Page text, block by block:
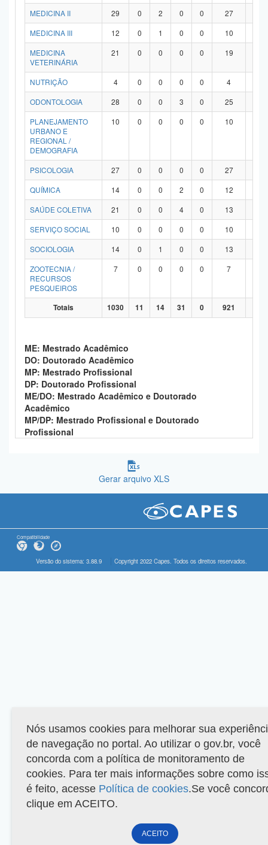
MEDICINA II
29 0 2 0 0 27
MEDICINA III
12 0 1 0 0 10
MEDICINA
VETERINÁRIA
21 0 0 0 0 19
NUTRIÇÃO 4 0 0 0 0 4
ODONTOLOGIA
28 0 0 3 0 25
PLANEJAMENTO
URBANO E
REGIONAL /
DEMOGRAFIA
10 0 0 0 0 10
PSICOLOGIA 27 0 0 0 0 27
QUÍMICA
14 0 0 2 0 12
SAÚDE COLETIVA
21 0 0 4 0 13
SERVIÇO SOCIAL
10 0 0 0 0 10
SOCIOLOGIA
14 0 1 0 0 13
ZOOTECNIA /
RECURSOS
PESQUEIROS
7 0 0 0 0 7
Totais 1030 11 14 31 0 921
ME: Mestrado Acadêmico
DO: Doutorado Acadêmico
MP: Mestrado Profissional
DP: Doutorado Profissional
ME/DO: Mestrado Acadêmico e Doutorado
Acadêmico
MP/DP: Mestrado Profissional e Doutorado
Profissional
Gerar arquivo XLS
Compatibilidade
Versão do sistema: 3.88.9 Copyright 2022 Capes. Todos os direitos reservados.
Nós usamos cookies para melhorar sua
de navegação no portal. Ao utilizar o gov.br, você
concorda com a política de monitoramento de
cookies. Para ter mais informações sobre como
é feito, acesse Política de cookies.Se você
clique em ACEITO.
ACEITO